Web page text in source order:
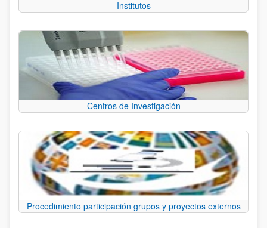
Institutos
Centros de Investigación
Procedimiento participación grupos y proyectos externos